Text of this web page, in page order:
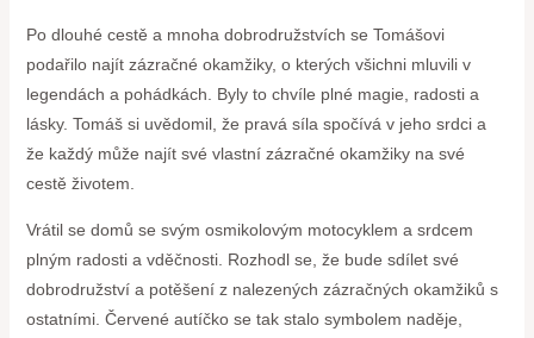
Po dlouhé cestě a mnoha dobrodružstvích ⁤se Tomášovi
podařilo najít zázračné okamžiky, o kterých všichni mluvili ​v
legendách a ‌pohádkách. Byly to chvíle⁢ plné ⁣magie, radosti ​a
lásky. Tomáš si uvědomil, že pravá síla spočívá v jeho srdci a
že každý může najít ‌své vlastní zázračné‍ okamžiky​ na své
cestě ‌životem.
Vrátil se domů se svým osmikolovým motocyklem ⁤a srdcem
plným radosti a vděčnosti. Rozhodl se, ‌že ‍bude sdílet své
dobrodružství a potěšení z nalezených zázračných okamžiků s
ostatními. Červené autíčko se⁤ tak stalo symbolem naděje,